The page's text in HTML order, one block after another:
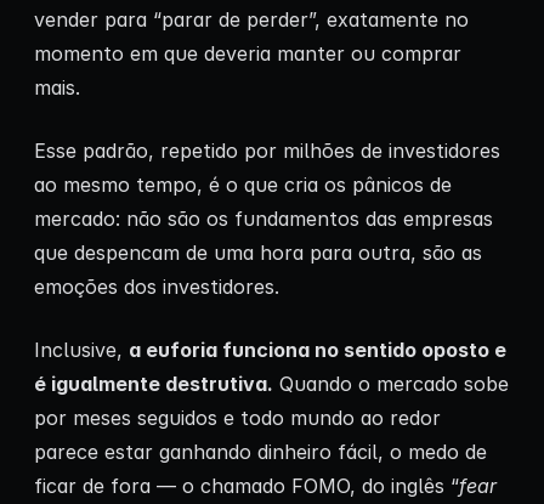
vender para “parar de perder”, exatamente no
momento em que deveria manter ou comprar
mais.
Esse padrão, repetido por milhões de investidores
ao mesmo tempo, é o que cria os pânicos de
mercado: não são os fundamentos das empresas
que despencam de uma hora para outra, são as
emoções dos investidores.
Inclusive, a euforia funciona no sentido oposto e
é igualmente destrutiva. Quando o mercado sobe
por meses seguidos e todo mundo ao redor
parece estar ganhando dinheiro fácil, o medo de
ficar de fora — o chamado FOMO, do inglês “fear